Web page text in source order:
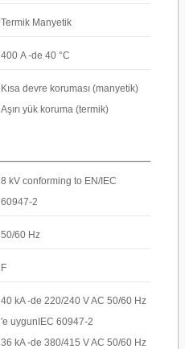
Termik Manyetik
400 A -de 40 °C
Kısa devre koruması (manyetik)
Aşırı yük koruma (termik)
8 kV conforming to EN/IEC
60947-2
50/60 Hz
F
40 kA -de 220/240 V AC 50/60 Hz
'e uygunIEC 60947-2
36 kA -de 380/415 V AC 50/60 Hz